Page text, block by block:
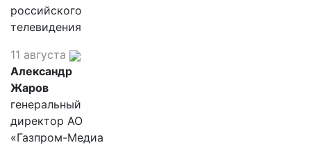
российского
телевидения
11 августа
Александр
Жаров
генеральный
директор АО
«Газпром-Медиа